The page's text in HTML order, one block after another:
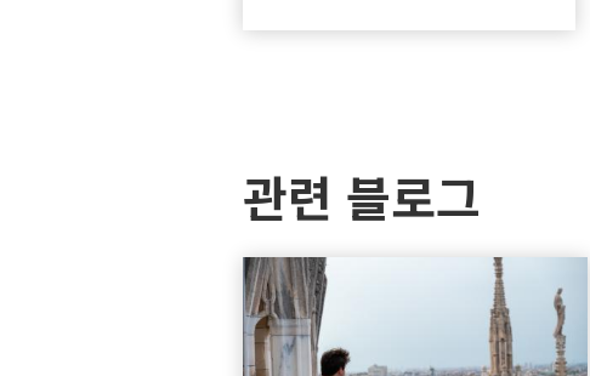
관련 블로그